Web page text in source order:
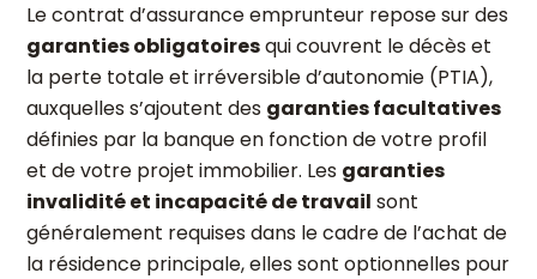
Le contrat d’assurance emprunteur repose sur des
garanties obligatoiresqui couvrent le décès et
la perte totale et irréversible d’autonomie (PTIA),
auxquelles s’ajoutent des garanties facultatives
définies par la banque en fonction de votre profil
et de votre projet immobilier. Les garanties
invalidité et incapacité de travail sont
généralement requises dans le cadre de l’achat de
la résidence principale, elles sont optionnelles pour